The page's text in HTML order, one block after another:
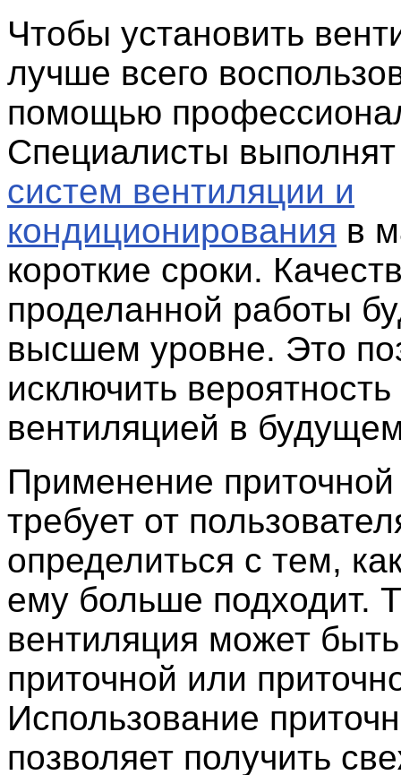
Чтобы установить
лучше всего
помощью
Специалисты
систем вентиляции и
кондиционирования в
короткие сроки.
проделанной работы
высшем уровне. Это
исключить
вентиляцией в
Применение
требует от
определиться с тем,
ему больше подходит.
вентиляция может
приточной или
Использование
позволяет получить